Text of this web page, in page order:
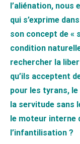
l’aliénation, nous
qui s’exprime
son concept de «
condition
rechercher la
qu’ils acceptent
pour les tyrans,
la servitude sans
le moteur interne
l’infantilisation ?